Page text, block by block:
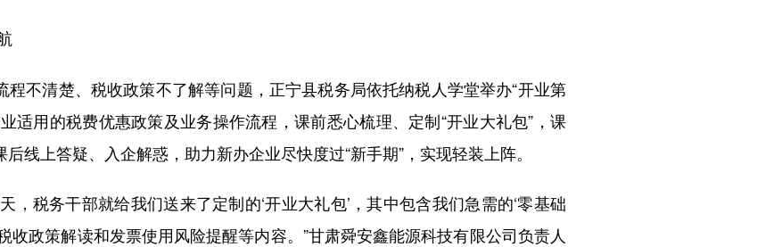
不清楚、税收政策不了解等问题，正宁县税务局依托纳税人学堂举办“开业第
适用的税费优惠政策及业务操作流程，课前悉心梳理、定制“开业大礼包”，课
线上答疑、入企解惑，助力新办企业尽快度过“新手期”，实现轻装上阵。
税务干部就给我们送来了定制的‘开业大礼包’，其中包含我们急需的‘零基础
收政策解读和发票使用风险提醒等内容。”甘肃舜安鑫能源科技有限公司负责人